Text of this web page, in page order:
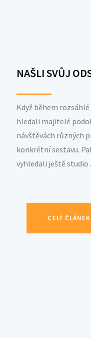
NAŠLI SVŮJ
Když během
hledali majitelé
návštěvách různých
konkrétní sestavu.
vyhledali ještě studio
CELÝ ČLÁNEK